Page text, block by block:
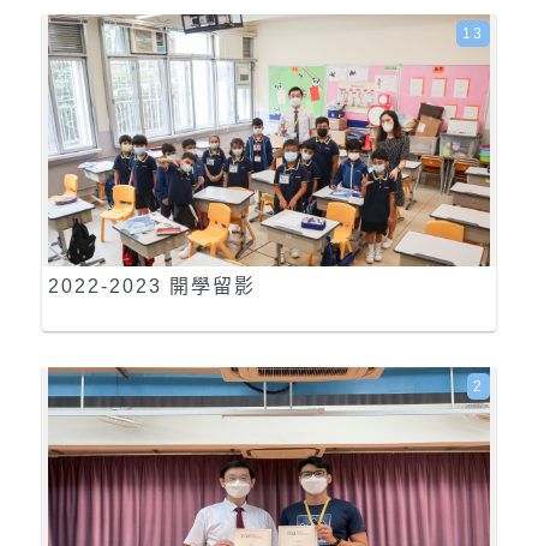
2022-2023 開學留影
13
2